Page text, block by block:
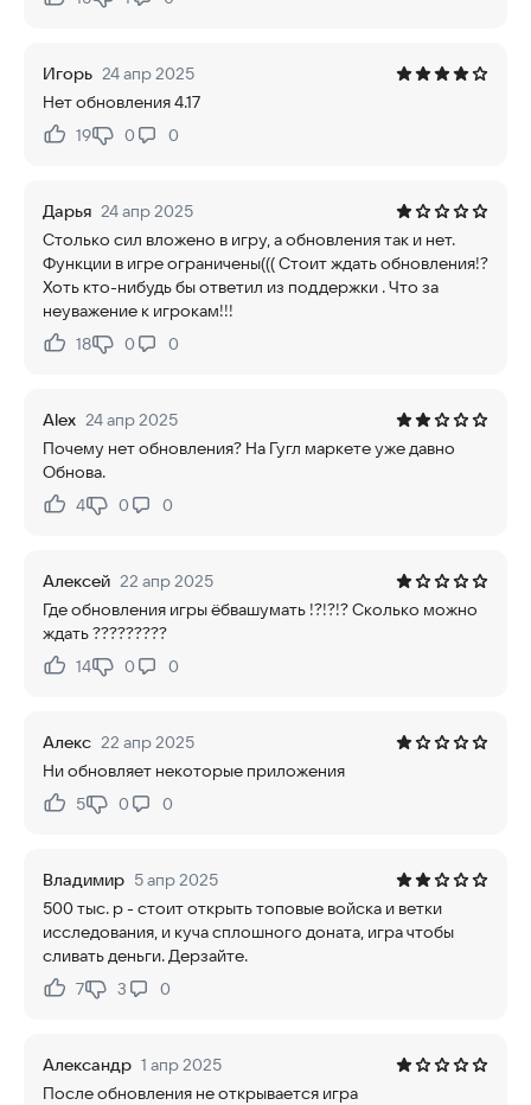
Нравится:Не нравится:
Игорь 24 апр 2025
Нет обновления 4.17
Нравится:
19Не нравится:
0 0
Дарья 24 апр 2025
Столько сил вложено в игру, а обновления так и нет.
Функции в игре ограничены((( Стоит ждать обновления!?
Хоть кто-нибудь бы ответил из поддержки . Что за
неуважение к игрокам!!!
Нравится:
18Не нравится:
0 0
Alex 24 апр 2025
Почему нет обновления? На Гугл маркете уже давно
Обнова.
Нравится:
4Не нравится:
0 0
Алексей 22 апр 2025
Где обновления игры ёбвашумать !?!?!? Сколько можно
ждать ?????????
Нравится:
14Не нравится:
0 0
Алекс 22 апр 2025
Ни обновляет некоторые приложения
Нравится:
5Не нравится:
0 0
Владимир 5 апр 2025
500 тыс. р - стоит открыть топовые войска и ветки
исследования, и куча сплошного доната, игра чтобы
сливать деньги. Дерзайте.
Нравится:
7Не нравится:
3 0
Александр 1 апр 2025
После обновления не открывается игра